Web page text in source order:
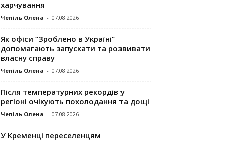
харчування
Чепіль Олена - 07.08.2026
Як офіси “Зроблено в Україні”
допомагають запускaти та розвивати
власну справу
Чепіль Олена - 07.08.2026
Після температурних рекордів у
регіоні очікують похолодання та дощі
Чепіль Олена - 07.08.2026
У Кременці переселенцям